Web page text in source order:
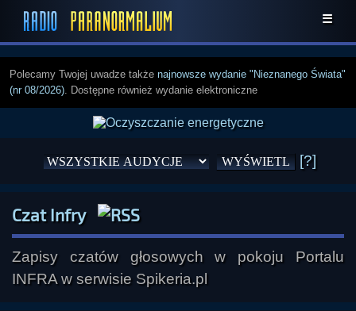
☰
Polecamy Twojej uwadze także najnowsze wydanie "Nieznanego Świata"
(nr 08/2026). Dostępne również wydanie elektroniczne
[?]
Czat Infry
Zapisy czatów głosowych w pokoju Portalu
INFRA w serwisie Spikeria.pl